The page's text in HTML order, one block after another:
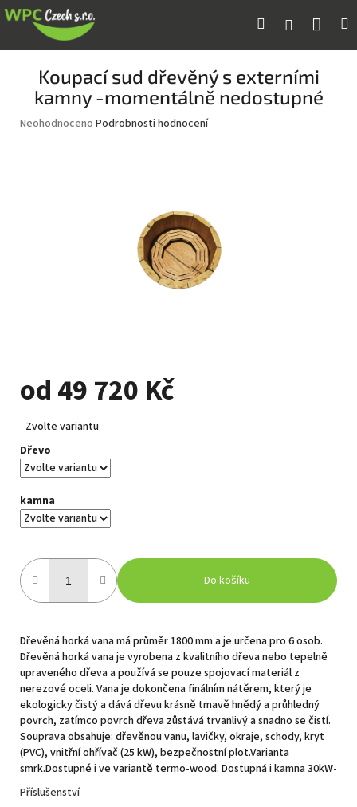
Přejít
na
Hledat Přihlášení
Koupací sud dřevěný s externími
kamny -momentálně nedostupné
Průměrné
Neohodnoceno Podrobnosti hodnocení
od49 720 Kč
cena:
Zvolte variantu
Dřevo
kamna
Do košíku
Dřevěná horká vana má průměr 1800 mm a je určena pro 6 osob.
Dřevěná horká vana je vyrobena z kvalitního dřeva nebo tepelně
upraveného dřeva a používá se pouze spojovací materiál z
nerezové oceli. Vana je dokončena finálním nátěrem, který je
ekologicky čistý a dává dřevu krásně tmavě hnědý a průhledný
povrch, zatímco povrch dřeva zůstává trvanlivý a snadno se čistí.
Souprava obsahuje: dřevěnou vanu, lavičky, okraje, schody, kryt
(PVC), vnitřní ohřívač (25 kW), bezpečnostní plot.Varianta
smrk.Dostupné i ve variantě termo-wood. Dostupná i kamna 30kW-
Příslušenství